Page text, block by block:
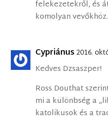
felekezetekről, és
komolyan vevőkhöz.
Cypriánus 2016.
Kedves Dzsaszper!
Ross Douthat
mi a különbség a
katolikusok és a